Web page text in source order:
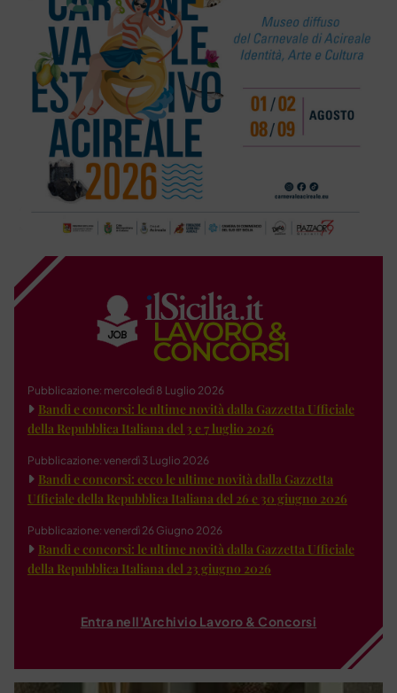
Pubblicazione: mercoledì 8 Luglio 2026
Bandi e concorsi: le ultime novità dalla Gazzetta Ufficiale
della Repubblica Italiana del 3 e 7 luglio 2026
Pubblicazione: venerdì 3 Luglio 2026
Bandi e concorsi: ecco le ultime novità dalla Gazzetta
Ufficiale della Repubblica Italiana del 26 e 30 giugno 2026
Pubblicazione: venerdì 26 Giugno 2026
Bandi e concorsi: le ultime novità dalla Gazzetta Ufficiale
della Repubblica Italiana del 23 giugno 2026
Entra nell'Archivio Lavoro & Concorsi